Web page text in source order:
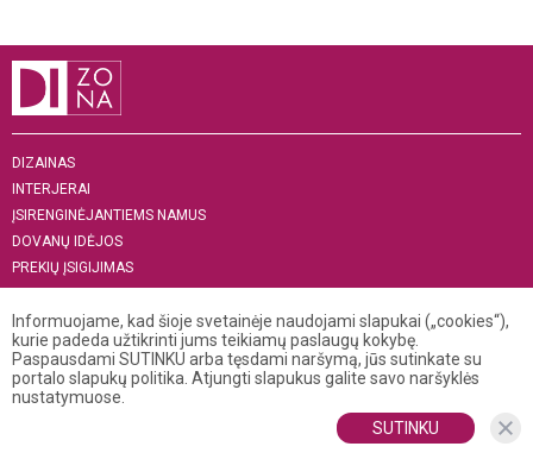
DIZAINAS
INTERJERAI
ĮSIRENGINĖJANTIEMS NAMUS
DOVANŲ IDĖJOS
PREKIŲ ĮSIGIJIMAS
„MENAS INTERJERUI 2019“
+370 521 04 141
info@dizona.lt
Kopijuoti, dauginti bei platinti puslapio turinį galima tik gavus raštišką
Informuojame, kad šioje svetainėje naudojami slapukai („cookies“),
kurie padeda užtikrinti jums teikiamų paslaugų kokybę.
Paspausdami SUTINKU arba tęsdami naršymą, jūs sutinkate su
portalo slapukų politika. Atjungti slapukus galite savo naršyklės
nustatymuose.
SUTINKU